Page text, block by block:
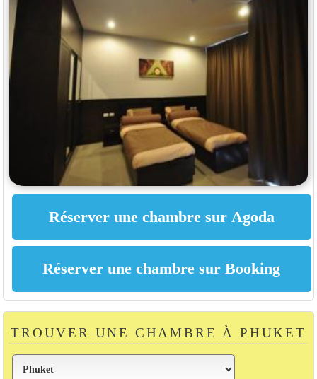
TROUVER UNE CHAMBRE À PHUKET